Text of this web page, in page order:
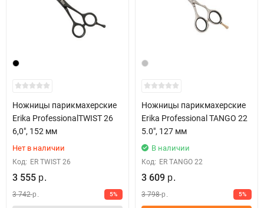
Ножницы парикмахерские
Erika ProfessionalTWIST 26
6,0", 152 мм
Нет в наличии
Код: ER TWIST 26
3 555 р.
3 742р. 5%
Ножницы парикмахерские
Erika Professional TANGO 22
5.0", 127 мм
В наличии
Код: ER TANGO 22
3 609 р.
3 798р. 5%